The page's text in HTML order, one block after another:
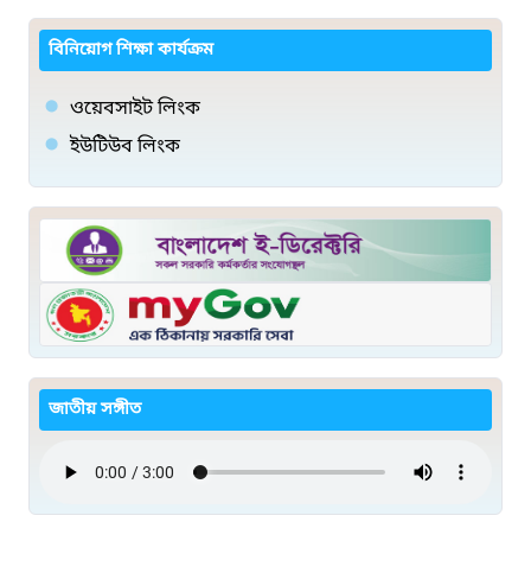
বিনিয়োগ শিক্ষা কার্যক্রম
ওয়েবসাইট লিংক
ইউটিউব লিংক
জাতীয় সঙ্গীত